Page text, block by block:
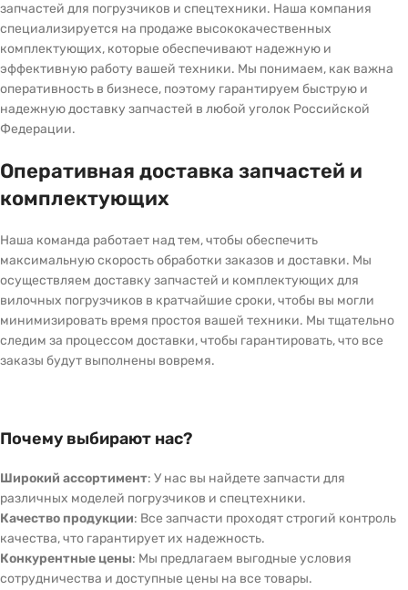
запчастей для погрузчиков и спецтехники. Наша компания
специализируется на продаже высококачественных
комплектующих, которые обеспечивают надежную и
эффективную работу вашей техники. Мы понимаем, как важна
оперативность в бизнесе, поэтому гарантируем быструю и
надежную доставку запчастей в любой уголок Российской
Федерации.
Оперативная доставка запчастей и
комплектующих
Наша команда работает над тем, чтобы обеспечить
максимальную скорость обработки заказов и доставки. Мы
осуществляем доставку запчастей и комплектующих для
вилочных погрузчиков в кратчайшие сроки, чтобы вы могли
минимизировать время простоя вашей техники. Мы тщательно
следим за процессом доставки, чтобы гарантировать, что все
заказы будут выполнены вовремя.
Почему выбирают нас?
Широкий ассортимент: У нас вы найдете запчасти для
различных моделей погрузчиков и спецтехники.
Качество продукции: Все запчасти проходят строгий контроль
качества, что гарантирует их надежность.
Конкурентные цены: Мы предлагаем выгодные условия
сотрудничества и доступные цены на все товары.